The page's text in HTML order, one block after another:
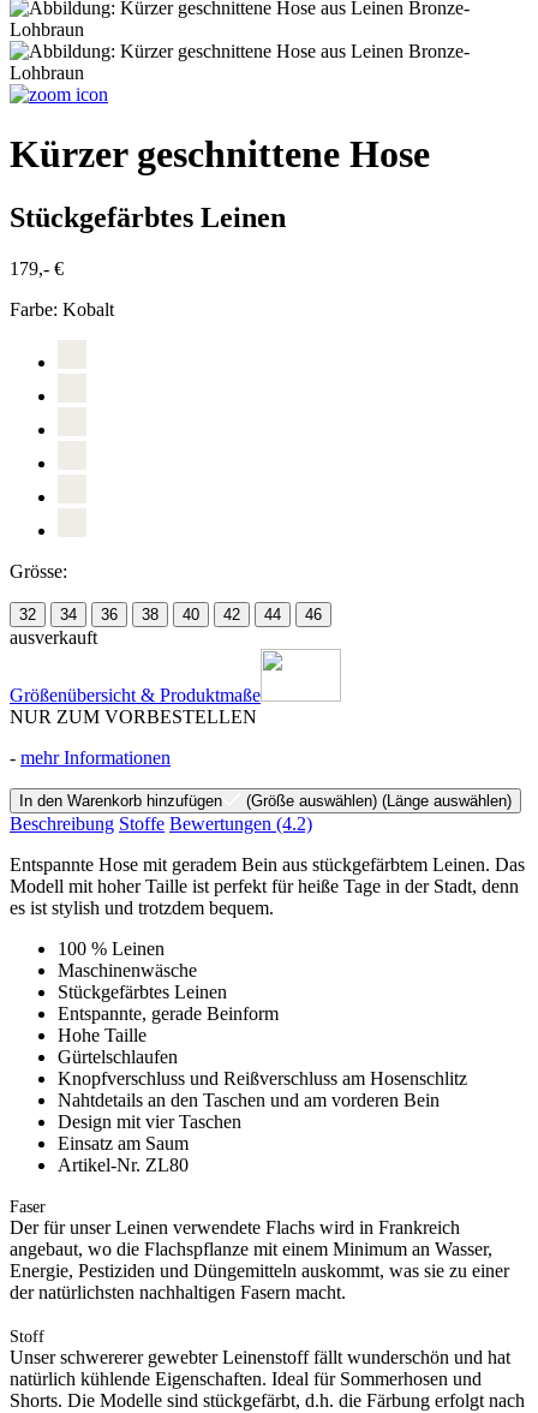
Kürzer geschnittene Hose
Stückgefärbtes Leinen
179,- €
Farbe: Kobalt
Grösse:
32 34 36 38 40 42 44 46
ausverkauft
Größenübersicht & Produktmaße
NUR ZUM VORBESTELLEN
- mehr Informationen
In den Warenkorb hinzufügen (Größe auswählen) (Länge auswählen)
Beschreibung Stoffe Bewertungen (4.2)
Entspannte Hose mit geradem Bein aus stückgefärbtem Leinen. Das
Modell mit hoher Taille ist perfekt für heiße Tage in der Stadt, denn
es ist stylish und trotzdem bequem.
100 % Leinen
Maschinenwäsche
Stückgefärbtes Leinen
Entspannte, gerade Beinform
Hohe Taille
Gürtelschlaufen
Knopfverschluss und Reißverschluss am Hosenschlitz
Nahtdetails an den Taschen und am vorderen Bein
Design mit vier Taschen
Einsatz am Saum
Artikel-Nr. ZL80
Faser
Der für unser Leinen verwendete Flachs wird in Frankreich
angebaut, wo die Flachspflanze mit einem Minimum an Wasser,
Energie, Pestiziden und Düngemitteln auskommt, was sie zu einer
der natürlichsten nachhaltigen Fasern macht.
Stoff
Unser schwererer gewebter Leinenstoff fällt wunderschön und hat
natürlich kühlende Eigenschaften. Ideal für Sommerhosen und
Shorts. Die Modelle sind stückgefärbt, d.h. die Färbung erfolgt nach